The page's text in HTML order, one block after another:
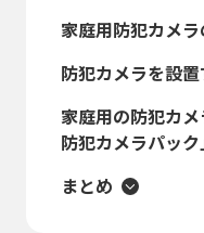
家庭用防犯カメ
防犯カメラを設
家庭用の防犯カ
防犯カメラパック
まとめ